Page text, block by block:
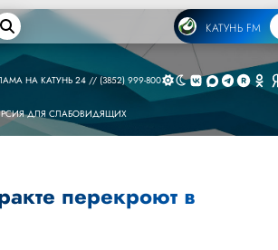
КАТУНЬ FM
НА КАТУНЬ 24 // (3852) 999-800
ДЛЯ СЛАБОВИДЯЩИХ
перекроют в